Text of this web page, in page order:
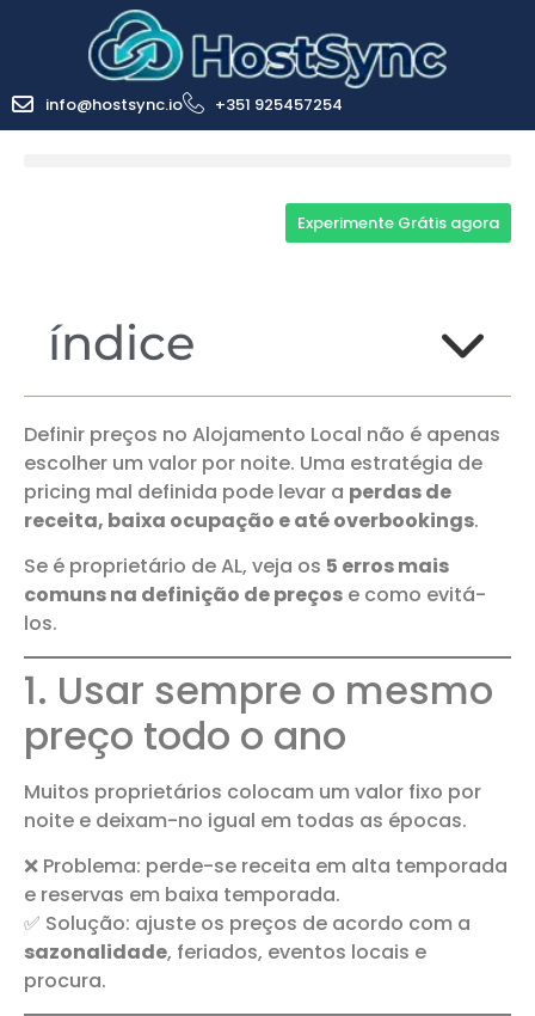
info@hostsync.io +351 925457254
Experimente Grátis agora
índice
Definir preços no Alojamento Local não é apenas
escolher um valor por noite. Uma estratégia de
pricing mal definida pode levar a perdas de
receita, baixa ocupação e até overbookings.
Se é proprietário de AL, veja os 5 erros mais
comuns na definição de preços e como evitá-
los.
1. Usar sempre o mesmo
preço todo o ano
Muitos proprietários colocam um valor fixo por
noite e deixam-no igual em todas as épocas.
❌ Problema: perde-se receita em alta temporada
e reservas em baixa temporada.
✅ Solução: ajuste os preços de acordo com a
sazonalidade, feriados, eventos locais e
procura.